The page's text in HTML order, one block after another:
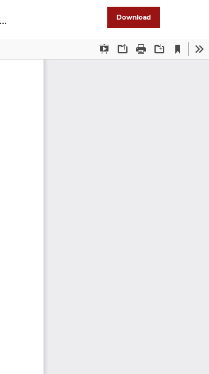
Download